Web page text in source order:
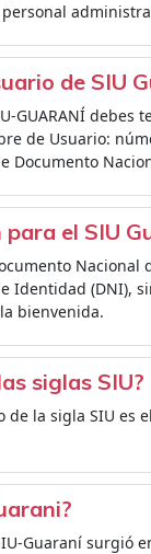
de SIU
GUARANÍ
de Usuario:
Documento
el SIU
Nacional
Identidad (DNI),
bienvenida.
siglas SIU?
de la sigla SIU es
Guaraní surgió